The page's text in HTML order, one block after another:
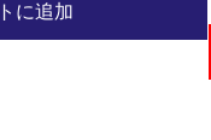
に追加